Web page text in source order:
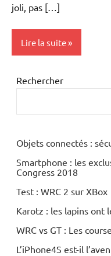
joli, pas […]
Lire la suite
Téléphonie
mobile
Rechercher
Objets connectés :
Smartphone : les
Congress 2018
Test : WRC 2 sur XBox
Karotz : les lapins ont
WRC vs GT : Les
L’iPhone4S est-il